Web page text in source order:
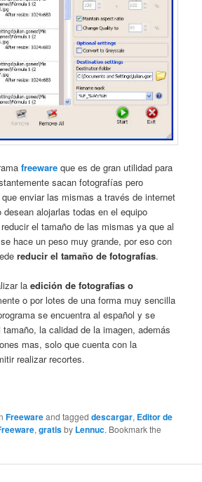
freeware que es de gran utilidad para
sacan fotografías pero
enviar las mismas a través de internet
alojarlas todas en el equipo
el tamaño de las mismas ya que al
hace un peso muy grande, por eso con
reducir el tamaño de fotografías.
laedición de fotografías o
o por lotes de una forma muy sencilla
se encuentra al español y se
la calidad de la imagen, además
mas, solo que cuenta con la
realizar recortes.
Freewareand taggeddescargar, Editor de
,gratisby Lennuc. Bookmark the